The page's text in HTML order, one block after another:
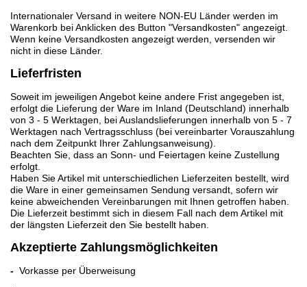
Internationaler Versand in weitere NON-EU Länder werden im
Warenkorb bei Anklicken des Button "Versandkosten" angezeigt.
Wenn keine Versandkosten angezeigt werden, versenden wir
nicht in diese Länder.
Lieferfristen
Soweit im jeweiligen Angebot keine andere Frist angegeben ist,
erfolgt die Lieferung der Ware im Inland (Deutschland) innerhalb
von 3 - 5 Werktagen, bei Auslandslieferungen innerhalb von 5 - 7
Werktagen nach Vertragsschluss (bei vereinbarter Vorauszahlung
nach dem Zeitpunkt Ihrer Zahlungsanweisung).
Beachten Sie, dass an Sonn- und Feiertagen keine Zustellung
erfolgt.
Haben Sie Artikel mit unterschiedlichen Lieferzeiten bestellt, wird
die Ware in einer gemeinsamen Sendung versandt, sofern wir
keine abweichenden Vereinbarungen mit Ihnen getroffen haben.
Die Lieferzeit bestimmt sich in diesem Fall nach dem Artikel mit
der längsten Lieferzeit den Sie bestellt haben.
Akzeptierte Zahlungsmöglichkeiten
-Vorkasse per Überweisung